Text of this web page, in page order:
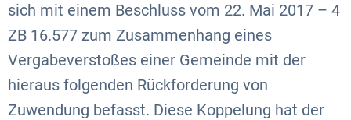
sich mit einem Beschluss vom 22. Mai 2017 – 4
ZB 16.577 zum Zusammenhang eines
Vergabeverstoßes einer Gemeinde mit der
hieraus folgenden Rückforderung von
Zuwendung befasst. Diese Koppelung hat der